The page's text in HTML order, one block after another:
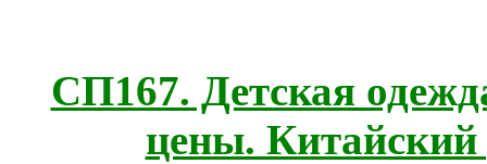
СП167. Детская
цены.